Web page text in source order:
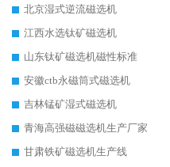
北京湿式逆流磁选机
江西水选钛矿磁选机
山东钛矿磁选机磁性标准
安徽ctb永磁筒式磁选机
吉林锰矿湿式磁选机
青海高强磁磁选机生产厂家
甘肃铁矿磁选机生产线